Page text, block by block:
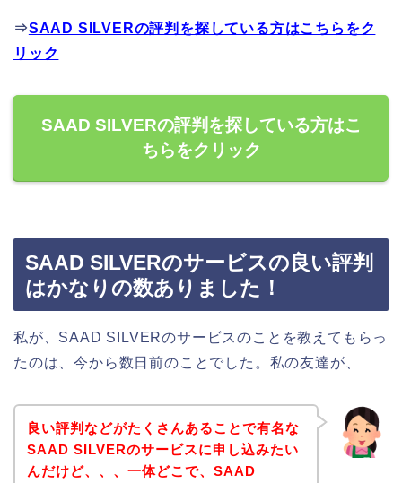
⇒SAAD SILVERの評判を探している方はこちらをク
リック
SAAD SILVERの評判を探している方はこ
ちらをクリック
SAAD SILVERのサービスの良い評判
はかなりの数ありました！
私が、SAAD SILVERのサービスのことを教えてもらっ
たのは、今から数日前のことでした。私の友達が、
良い評判などがたくさんあることで有名な
SAAD SILVERのサービスに申し込みたい
んだけど、、、一体どこで、SAAD